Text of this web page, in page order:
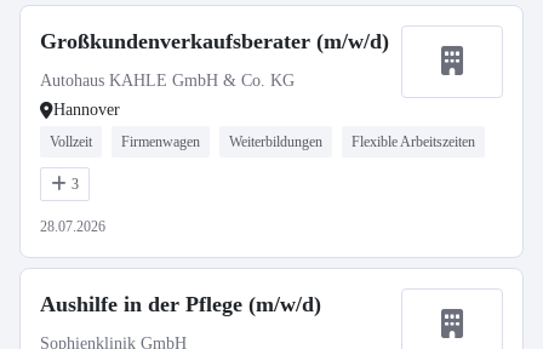
Großkundenverkaufsberater (m/w/d)
Autohaus KAHLE GmbH & Co. KG
Hannover
Vollzeit Firmenwagen Weiterbildungen Flexible Arbeitszeiten
3
28.07.2026
Aushilfe in der Pflege (m/w/d)
Sophienklinik GmbH